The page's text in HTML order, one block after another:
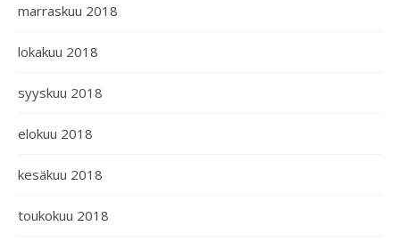
marraskuu 2018
lokakuu 2018
syyskuu 2018
elokuu 2018
kesäkuu 2018
toukokuu 2018